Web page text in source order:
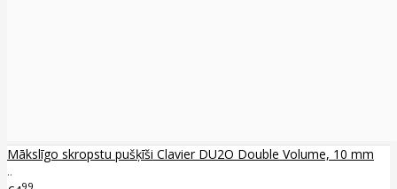
Mākslīgo skropstu pušķīši Clavier DU2O Double Volume, 10 mm
..
99